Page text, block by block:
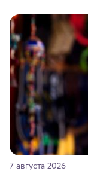
7 августа 2026